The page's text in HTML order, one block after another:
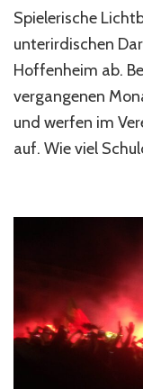
–
Ein
Spielerische
unterirdischen
Hoffenheim ab.
vergangenen
und werfen im
auf. Wie viel